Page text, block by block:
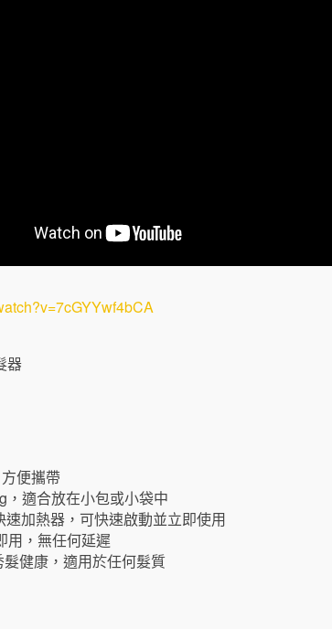
器
便攜帶
適合放在小包或小袋中
加熱器，可快速啟動並立即使用
用，無任何延遲
健康，適用於任何髮質